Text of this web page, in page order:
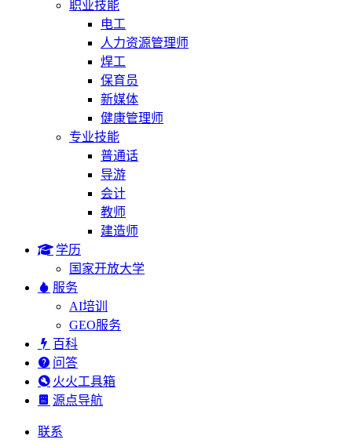
职业技能
电工
人力资源管理师
焊工
保育员
新媒体
健康管理师
专业技能
普通话
导游
会计
教师
建造师
学历
国家开放大学
服务
AI培训
GEO服务
百科
问答
火火工具箱
源点导航
联系